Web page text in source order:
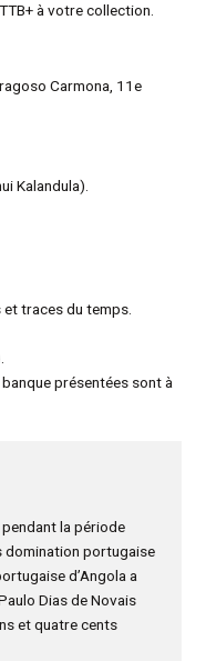
à votre collection.
Carmona, 11e
Kalandula).
traces du temps.
présentées sont à
pendant la période
domination portugaise
d’Angola a
Dias de Novais
et quatre cents